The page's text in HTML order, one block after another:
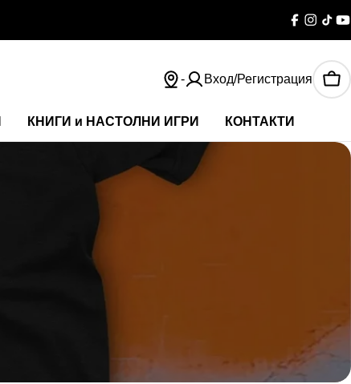
Facebook
- Вход/Регистрация
КНИГИ и НАСТОЛНИ ИГРИ КОНТАКТИ